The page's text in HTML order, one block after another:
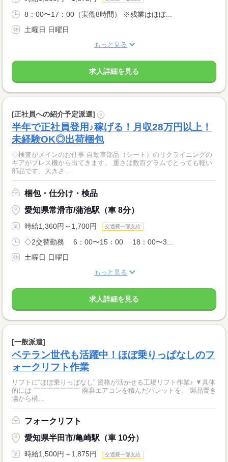
8：00〜17：00（実働8時間） ※残業はほぼ...
土曜日 日曜日
もっと見る
求人詳細を見る
[正社員への紹介予定派遣] ?
半年で正社員登用♪稼げる！月収28万円以上！
未経験OK◎出荷梱包
◇検査がメインのお仕事 自動車部品（シート）のリクライニングの
ギアがプレス機から出てきます。 重さは数百グラムでとっても軽い
部品です。大きさ...
梱包・仕分け・検品
愛知県常滑市/蒲池駅（車 8分）
時給1,360円～1,700円 交通費一部支給
◇2交替勤務 6：00〜15：00 18：00〜3...
土曜日 日曜日
もっと見る
求人詳細を見る
[一般派遣]
ベテラン世代も活躍中！ほぼ乗りっぱなしのフ
ォークリフト作業
リフトに“ほぼ乗りっぱなし” 資格が活かせる工場リフト作業♪ ▼具体
的には ￣￣￣￣￣￣￣ 廃棄エアコンを積んだパレットを、 製品置き
場から構...
フォークリフト
愛知県半田市/亀崎駅（車 10分）
時給1,500円～1,875円 交通費一部支給